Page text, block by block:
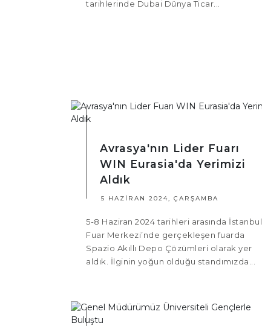
tarihlerinde Dubai Dünya Ticar...
Avrasya'nın Lider Fuarı
WIN Eurasia'da Yerimizi
Aldık
5 HAZIRAN 2024, ÇARŞAMBA
5-8 Haziran 2024 tarihleri arasında İstanbul
Fuar Merkezi’nde gerçekleşen fuarda
Spazio Akıllı Depo Çözümleri olarak yer
aldık. İlginin yoğun olduğu standımızda...